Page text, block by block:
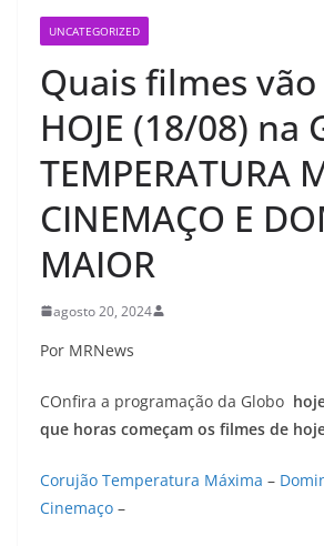
UNCATEGORIZED
Quais filmes
HOJE (18/08) na
TEMPERATURA
CINEMAÇO E
MAIOR
agosto 20, 2024
Por MRNews
COnfira a programação da Globo
que horas começam os filmes de
Corujão Temperatura Máxima –
Cinemaço –